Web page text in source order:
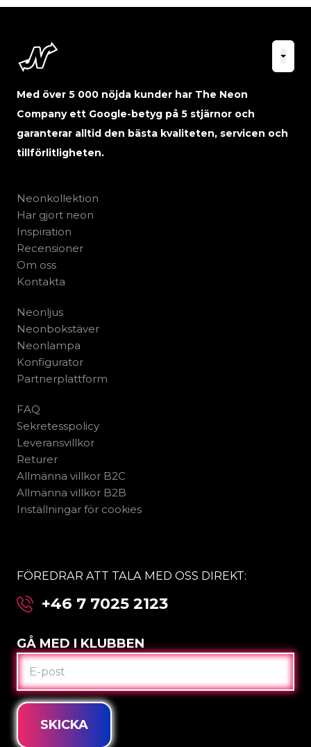
Med över 5 000 nöjda kunder har The Neon
Company ett Google-betyg på 5 stjärnor och
garanterar alltid den bästa kvaliteten, servicen och
tillförlitligheten.
Neonkollektion
Har gjort neon
Inspiration
Recensioner
Om oss
Kontakta
Neonljus
Neonbokstäver
Neonlampa
Konfigurator
Partnerplattform
FAQ
Sekretesspolicy
Leveransvillkor
Returer
Allmänna villkor B2C
Allmänna villkor B2B
Inställningar för cookies
FÖREDRAR ATT TALA MED OSS DIREKT:
+46 7 7025 2123
GÅ MED I KLUBBEN
E-
POST
SKICKA